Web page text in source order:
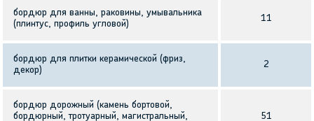
бордюр для ванны, раковины, умывальника
(плинтус, профиль угловой)
11
бордюр для плитки керамической (фриз,
декор)
2
бордюр дорожный (камень бортовой,
бордюрный, тротуарный, магистральный,
51